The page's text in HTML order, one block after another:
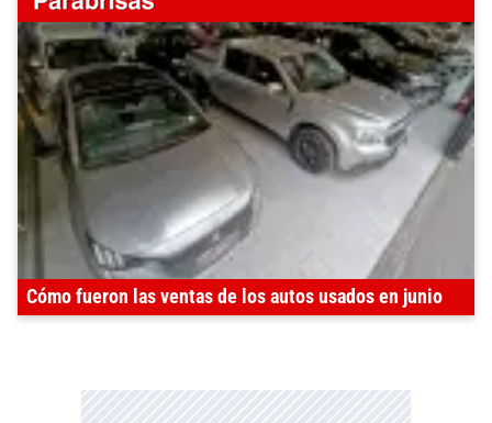
Cómo fueron las ventas de los autos usados en junio